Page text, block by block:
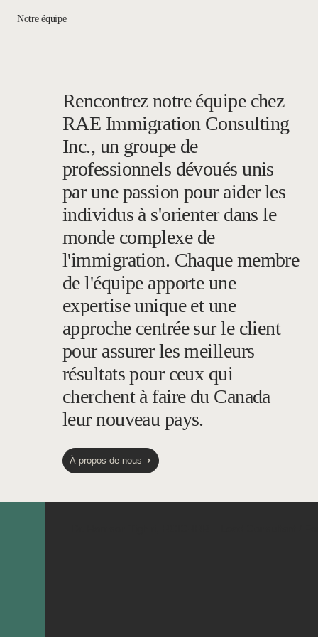
Notre équipe
Rencontrez notre équipe chez
RAE Immigration Consulting
Inc., un groupe de
professionnels dévoués unis
par une passion pour aider les
individus à s'orienter dans le
monde complexe de
l'immigration. Chaque membre
de l'équipe apporte une
expertise unique et une
approche centrée sur le client
pour assurer les meilleurs
résultats pour ceux qui
cherchent à faire du Canada
leur nouveau pays.
À propos de nous